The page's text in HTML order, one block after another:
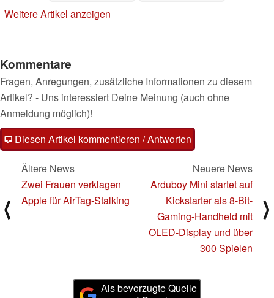
Weitere Artikel anzeigen
Kommentare
Fragen, Anregungen, zusätzliche Informationen zu diesem
Artikel? - Uns interessiert Deine Meinung (auch ohne
Anmeldung möglich)!
Diesen Artikel kommentieren / Antworten
⟨
Ältere News
Zwei Frauen verklagen
Apple für AirTag-Stalking
Neuere News
Arduboy Mini startet auf
Kickstarter als 8-Bit-
Gaming-Handheld mit
OLED-Display und über
300 Spielen
⟩
Als bevorzugte Quelle